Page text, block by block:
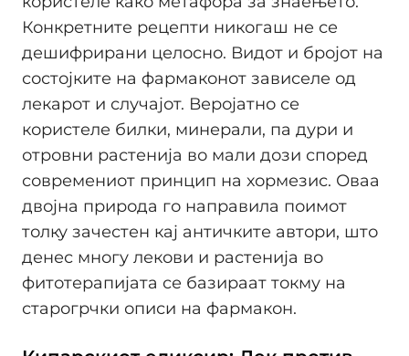
Конкретните рецепти никогаш не се
дешифрирани целосно. Видот и бројот на
состојките на фармаконот зависеле од
лекарот и случајот. Веројатно се
користеле билки, минерали, па дури и
отровни растенија во мали дози според
современиот принцип на хормезис. Оваа
двојна природа го направила поимот
толку зачестен кај античките автори, што
денес многу лекови и растенија во
фитотерапијата се базираат токму на
старогрчки описи на фармакон.